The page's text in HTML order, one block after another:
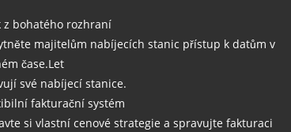
z bohatého rozhraní
majitelům nabíjecích stanic přístup k datům v
čase.Let
své nabíjecí stanice.
fakturační systém
si vlastní cenové strategie a spravujte fakturaci